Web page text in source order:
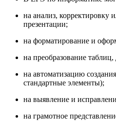
на анализ, корректировку
презентации;
на форматирование и
на преобразование
на автоматизацию
стандартные элементы);
на выявление и
на грамотное